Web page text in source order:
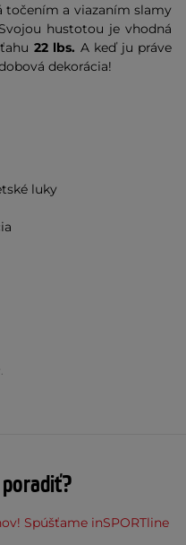
točením a viazaním slamy
hustotou je vhodná
22 lbs. A keď ju práve
dekorácia!
luky
Spúšťame inSPORTline